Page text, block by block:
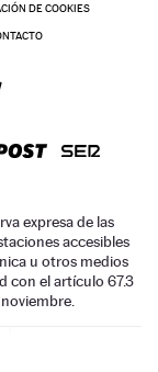
DE COOKIES
expresa de las
accesibles
u otros medios
con el artículo 67.3